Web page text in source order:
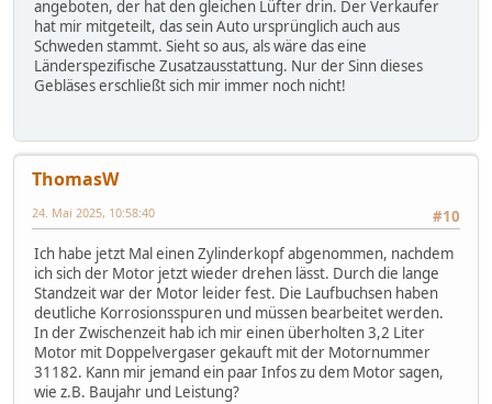
angeboten, der hat den gleichen Lüfter drin. Der Verkaufer
hat mir mitgeteilt, das sein Auto ursprünglich auch aus
Schweden stammt. Sieht so aus, als wäre das eine
Länderspezifische Zusatzausstattung. Nur der Sinn dieses
Gebläses erschließt sich mir immer noch nicht!
ThomasW
#10
24. Mai 2025, 10:58:40
Ich habe jetzt Mal einen Zylinderkopf abgenommen, nachdem
ich sich der Motor jetzt wieder drehen lässt. Durch die lange
Standzeit war der Motor leider fest. Die Laufbuchsen haben
deutliche Korrosionsspuren und müssen bearbeitet werden.
In der Zwischenzeit hab ich mir einen überholten 3,2 Liter
Motor mit Doppelvergaser gekauft mit der Motornummer
31182. Kann mir jemand ein paar Infos zu dem Motor sagen,
wie z.B. Baujahr und Leistung?